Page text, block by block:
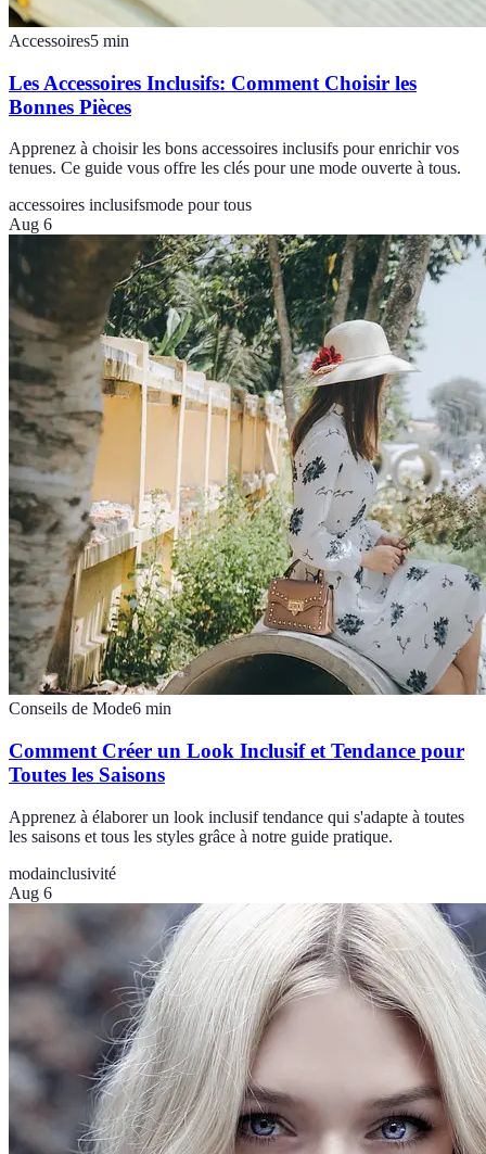
Accessoires5 min
Les Accessoires Inclusifs: Comment Choisir les
Bonnes Pièces
Apprenez à choisir les bons accessoires inclusifs pour enrichir vos
tenues. Ce guide vous offre les clés pour une mode ouverte à tous.
accessoires inclusifsmode pour tous
Aug 6
Conseils de Mode6 min
Comment Créer un Look Inclusif et Tendance pour
Toutes les Saisons
Apprenez à élaborer un look inclusif tendance qui s'adapte à toutes
les saisons et tous les styles grâce à notre guide pratique.
modainclusivité
Aug 6